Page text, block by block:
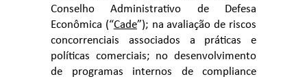
Conselho Administrativo de Defesa
Econômica (“Cade”); na avaliação de riscos
concorrenciais associados a práticas e
políticas comerciais; no desenvolvimento
de programas internos de compliance